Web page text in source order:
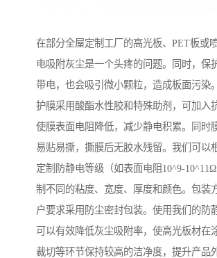
在部分全屋定制工厂的高光板、PET板或
电吸附灰尘是一个头疼的问题。同时，保
带电，也会吸引微小颗粒，造成板面污染
护膜采用酸酯水性胶和特殊助剂，可加入
使膜表面电阻降低，减少静电积累。同时
易贴易撕，撕膜后无胶水残留。我们可以
定制防静电等级（如表面电阻10^9-
制不同的粘度、宽度、厚度和颜色。包装
户要求采用防尘密封包装。使用我们的防
可以有效降低灰尘吸附率，使高光板材在
裁切等环节保持较高的洁净度，提升产品